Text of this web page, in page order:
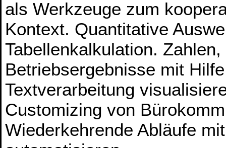
als Werkzeuge zum
Kontext. Quantitative
Tabellenkalkulation.
Betriebsergebnisse mit
Textverarbeitung
Customizing von
Wiederkehrende Abläufe